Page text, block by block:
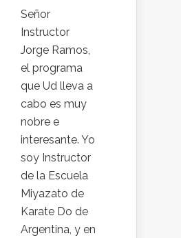
Señor
Instructor
Jorge Ramos,
el programa
que Ud lleva a
cabo es muy
nobre e
interesante. Yo
soy Instructor
de la Escuela
Miyazato de
Karate Do de
Argentina, y en